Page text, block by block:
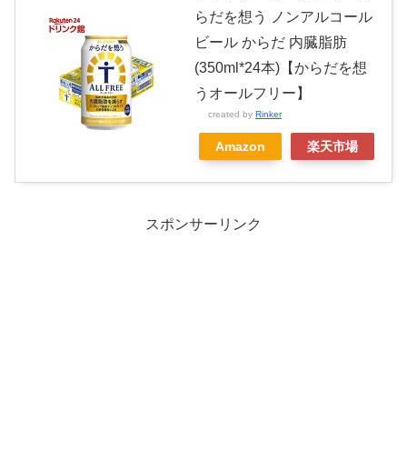
らだを想う ノンアルコール
ビール からだ 内臓脂肪
(350ml*24本)【からだを想
うオールフリー】
created by Rinker
Amazon 楽天市場
スポンサーリンク